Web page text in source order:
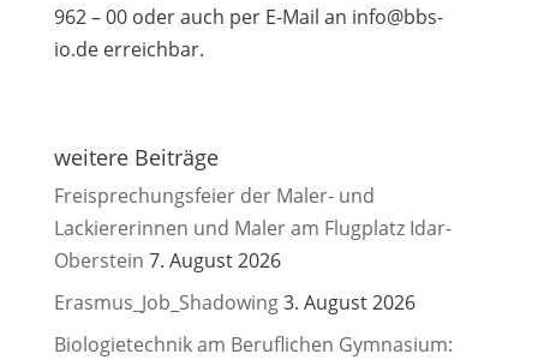
962 – 00 oder auch per E-Mail an info@bbs-
io.de erreichbar.
weitere Beiträge
Freisprechungsfeier der Maler- und
Lackiererinnen und Maler am Flugplatz Idar-
Oberstein 7. August 2026
Erasmus_Job_Shadowing3. August 2026
Biologietechnik am Beruflichen Gymnasium: